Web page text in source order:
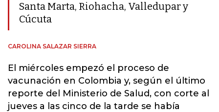
Santa Marta, Riohacha, Valledupar y
Cúcuta
CAROLINA SALAZAR SIERRA
El miércoles empezó el proceso de
vacunación en Colombia y, según el último
reporte del Ministerio de Salud, con corte al
jueves a las cinco de la tarde se había